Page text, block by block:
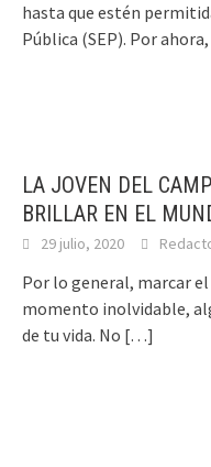
hasta que estén
Pública (SEP). Por
LA JOVEN DEL
BRILLAR EN EL
29 julio, 2020
Por lo general, marcar
momento inolvidable,
de tu vida. No […]